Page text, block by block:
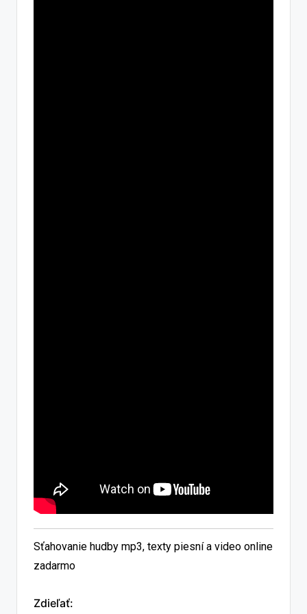
Sťahovanie hudby mp3, texty piesní a video online
zadarmo
Zdieľať: